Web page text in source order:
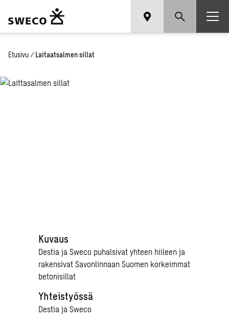
Etusivu / Laitaatsalmen sillat
Kuvaus
Destia ja Sweco puhalsivat yhteen hiileen ja
rakensivat Savonlinnaan Suomen korkeimmat
betonisillat
Yhteistyössä
Destia ja Sweco